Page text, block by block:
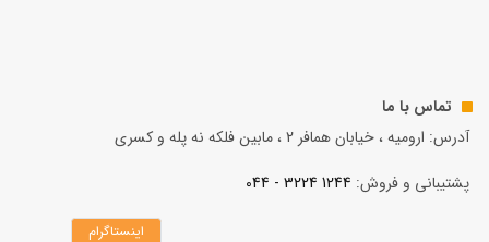
تماس با ما
آدرس: ارومیه ، خیابان همافر 2 ، مابين فلكه نه پله و کسری
پشتیبانی و فروش: 1244 3224 - 044
اینستاگرام